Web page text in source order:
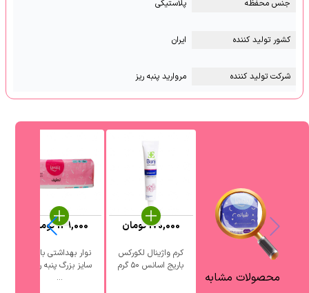
جنس محفظه پلاستیکی
کشور تولید کننده ایران
شرکت تولید کننده مروارید پنبه ریز
محصولات مشابه
کرم واژینال لکورکس
باریج اسانس ۵۰ گرم
170,000تومان
نوار بهداشتی بالدار
...
129,000تومان